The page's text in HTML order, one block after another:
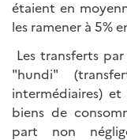
étaient en
les ramener à 5%
Les transferts
"hundi"
intermédiaires)
biens de
part non